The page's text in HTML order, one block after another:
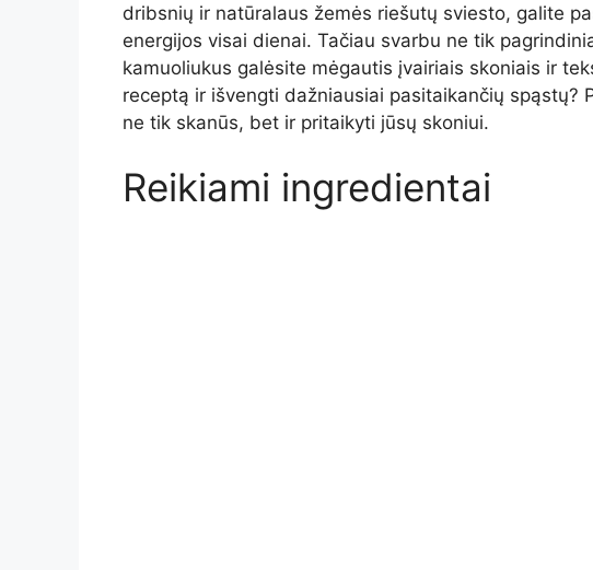
dribsnių ir natūralaus žemės riešutų sviesto, galite
energijos visai dienai. Tačiau svarbu ne tik
kamuoliukus galėsite mėgautis įvairiais skoniais ir
receptą ir išvengti dažniausiai pasitaikančių spąstų?
ne tik skanūs, bet ir pritaikyti jūsų skoniui.
Reikiami ingredientai